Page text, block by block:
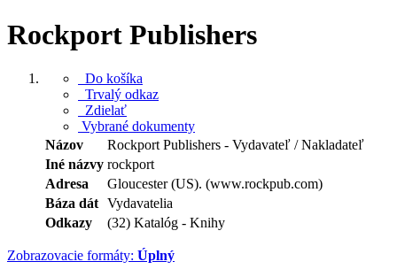
Rockport Publishers
Do košíka
Trvalý odkaz
Zdielať
Vybrané dokumenty
Názov
Rockport Publishers - Vydavateľ / Nakladateľ
Iné názvy rockport
Adresa
Gloucester (US). (www.rockpub.com)
Báza dát Vydavatelia
Odkazy
(32) Katalóg - Knihy
Zobrazovacie formáty: Úplný